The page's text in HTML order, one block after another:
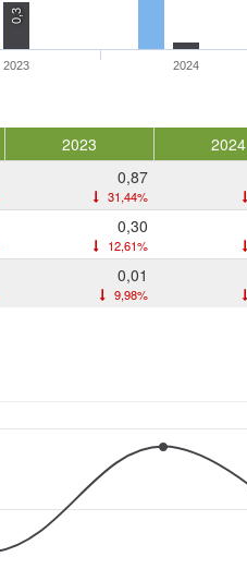
0,3
2023 2024
2023 2024
0,87
31,44%
0,30
12,61%
0,01
9,98%